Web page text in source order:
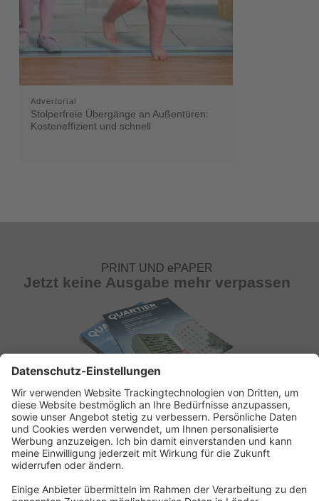
Advertorial
Stolperfreie Übergänge an Außentüren:
Kosteneffizient und schnell
PRINT UND ePAPER
Jetzt keine Ausgabe mehr verpassen
ABONNEMENT ANFORDERN
Kostenloses Probeheft anfordern